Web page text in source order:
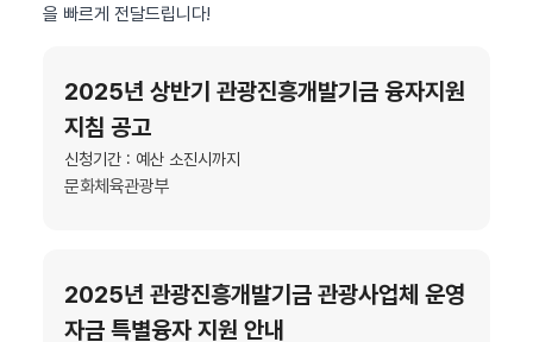
을 빠르게 전달드립니다!
2025년 상반기 관광진흥개발기금 융자지원
지침 공고
신청기간 : 예산 소진시까지
문화체육관광부
2025년 관광진흥개발기금 관광사업체 운영
자금 특별융자 지원 안내